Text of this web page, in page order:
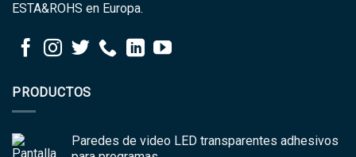
ESTA&ROHS en Europa.
PRODUCTOS
Paredes de video LED transparentes adhesivos